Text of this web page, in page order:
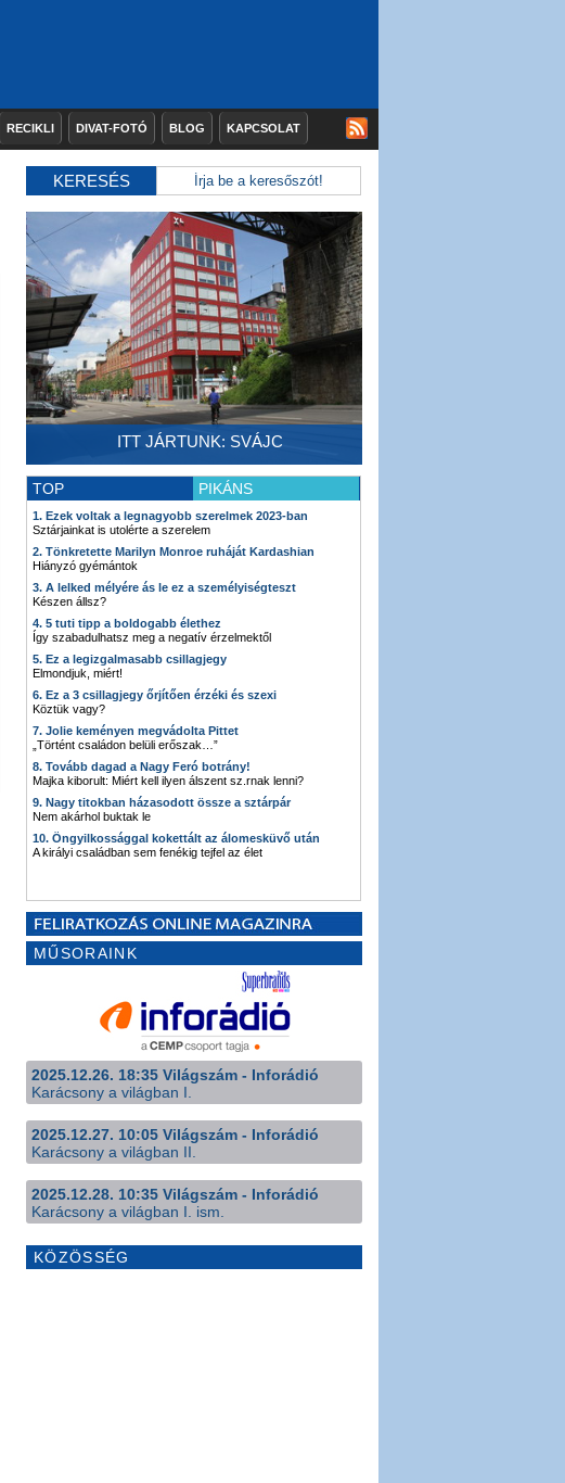
RECIKLI DIVAT-FOTÓ BLOG KAPCSOLAT
KERESÉS
ITT JÁRTUNK: SVÁJC
TOP PIKÁNS
1. Ezek voltak a legnagyobb szerelmek 2023-ban
Sztárjainkat is utolérte a szerelem
2. Tönkretette Marilyn Monroe ruháját Kardashian
Hiányzó gyémántok
3. A lelked mélyére ás le ez a személyiségteszt
Készen állsz?
4. 5 tuti tipp a boldogabb élethez
Így szabadulhatsz meg a negatív érzelmektől
5. Ez a legizgalmasabb csillagjegy
Elmondjuk, miért!
6. Ez a 3 csillagjegy őrjítően érzéki és szexi
Köztük vagy?
7. Jolie keményen megvádolta Pittet
„Történt családon belüli erőszak…”
8. Tovább dagad a Nagy Feró botrány!
Majka kiborult: Miért kell ilyen álszent sz.rnak lenni?
9. Nagy titokban házasodott össze a sztárpár
Nem akárhol buktak le
10. Öngyilkossággal kokettált az álomesküvő után
A királyi családban sem fenékig tejfel az élet
MŰSORAINK
2025.12.26. 18:35 Világszám - Inforádió
Karácsony a világban I.
2025.12.27. 10:05 Világszám - Inforádió
Karácsony a világban II.
2025.12.28. 10:35 Világszám - Inforádió
Karácsony a világban I. ism.
KÖZÖSSÉG